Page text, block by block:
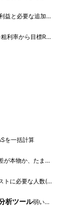
値引きで削れる利益と必要な追加販売数
粗利率から目標ROAS・CPAを算出
を一括計算
テスト結果の差が本物か、たまたまかを判定
テストに必要な人数(サンプル数)と日数を事前に計算
析ツール 弱い段階の判定と改善インパクト試算